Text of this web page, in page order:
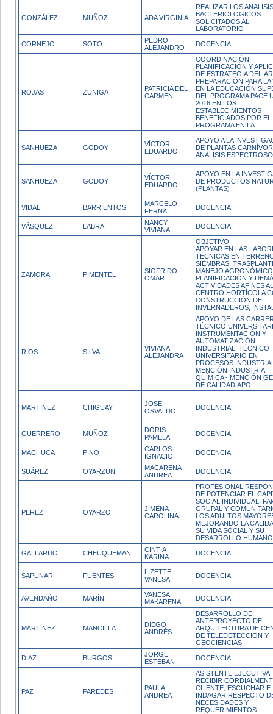
GONZÁLEZ MUÑOZ ADA VIRGINIA
REALIZAR LOS ANALISIS
BACTERIOLOGICOS
SOLICITADOS AL
LABORATORIO
CORNEJO SOTO
PEDRO
ALEJANDRO
DOCENCIA
ROJAS ZUNIGA
PATRICIA DEL
CARMEN
COORDINACIÓN,
PLANIFICACIÓN Y
DE ESTRATEGIA DEL
PREPARACIÓN PARA LA
EN LA EDUCACIÓN
DEL PROGRAMA PACE
2016 EN LOS
ESTABLECIMIENTOS
BENEFICIADOS POR EL
PROGRAMA EN LA
SANHUEZA GODOY
VÍCTOR
EDUARDO
APOYO A LA
DE PLANTAS
ANÁLISIS
SANHUEZA GODOY
VÍCTOR
EDUARDO
APOYO EN LA
DE PRODUCTOS
(PLANTAS)
VIDAL BARRIENTOS
MARCELO
FERNA
DOCENCIA
VÁSQUEZ LABRA
NANCY
VIVIANA
DOCENCIA
ZAMORA PIMENTEL
SIGFRIDO
OMAR
OBJETIVO
APOYAR EN LAS
TÉCNICAS EN
SIEMBRAS,
MANEJO
PLANIFICACIÓN Y
ACTIVIDADES AFINES AL
CENTRO HORTÍCOLA
CONSTRUCCIÓN DE
INVERNADEROS,
RIOS SILVA
VIVIANA
ALEJANDRA
APOYO DE LAS
TÉCNICO
INSTRUMENTACIÓN Y
AUTOMATIZACIÓN
INDUSTRIAL, TÉCNICO
UNIVERSITARIO EN
PROCESOS
MENCIÓN INDUSTRIA
QUÍMICA - MENCIÓN
DE CALIDAD;APO
MARTINEZ CHIGUAY
JOSE
OSVALDO
DOCENCIA
GUERRERO MUÑOZ
DORIS
PAMELA
DOCENCIA
MACHUCA PINO
CARLOS
IGNACIO
DOCENCIA
SUÁREZ OYARZÚN
MACARENA
ANDREA
DOCENCIA
PEREZ OYARZO
JIMENA
CAROLINA
PROFESIONAL
DE POTENCIAR EL
SOCIAL INDIVIDUAL,
GRUPAL Y
LOS ADULTOS
MEJORANDO LA
SU VIDA SOCIAL Y SU
DESARROLLO HUMANO
GALLARDO CHEUQUEMAN
CINTIA
KARINA
DOCENCIA
SAPUNAR FUENTES
LIZETTE
VANESA
DOCENCIA
AVENDAÑO MARÍN
VANESA
MAKARENA
DOCENCIA
MARTÍNEZ MANCILLA
DIEGO
ANDRÉS
DESARROLLO DE
ANTEPROYECTO DE
ARQUITECTURA DE
DE TELEDETECCION Y
GEOCIENCIAS.
DIAZ BURGOS
JORGE
ESTEBAN
DOCENCIA
PAZ PAREDES
PAULA
ANDREA
ASISTENTE EJECUTIVA,
RECIBIR
CLIENTE, ESCUCHAR E
INDAGAR RESPECTO
NECESIDADES Y
REQUERIMIENTOS.